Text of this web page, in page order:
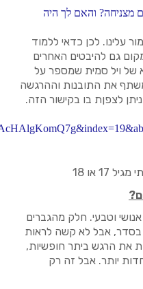
מצניחה? והאם לך היה
עלינו. לכן כדאי ללמוד
גם להיבטים האחרים
של ויל סמית שמספר על
את התובנות וההרגשה
לצפןת בו בקישור הזה.
וטבעי. חלק מהגברים
אבל לא קשה לראות
את הרגש ביתר חופשיות,
יותר. אבל זה רק